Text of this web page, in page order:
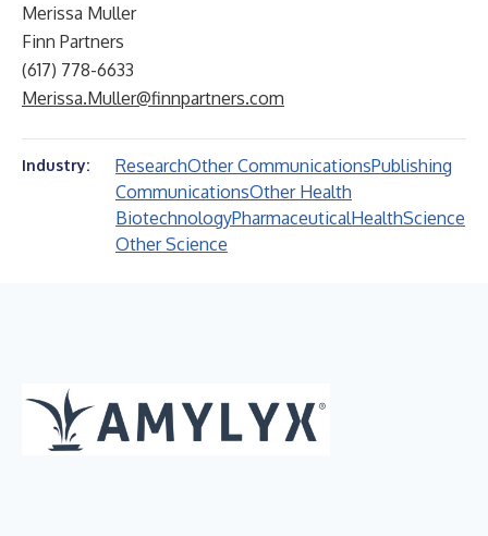
Merissa Muller
Finn Partners
(617) 778-6633
Merissa.Muller@finnpartners.com
Industry: ResearchOther CommunicationsPublishing
CommunicationsOther Health
BiotechnologyPharmaceuticalHealthScience
Other Science